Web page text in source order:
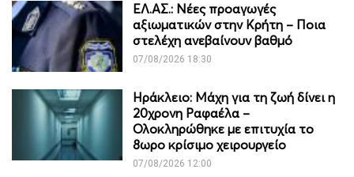
ΕΛ.ΑΣ.: Νέες προαγωγές
αξιωματικών στην Κρήτη – Ποια
στελέχη ανεβαίνουν βαθμό
07/08/2026 18:30
Ηράκλειο: Μάχη για τη ζωή δίνει η
20χρονη Ραφαέλα –
Ολοκληρώθηκε με επιτυχία το
8ωρο κρίσιμο χειρουργείο
07/08/2026 12:00